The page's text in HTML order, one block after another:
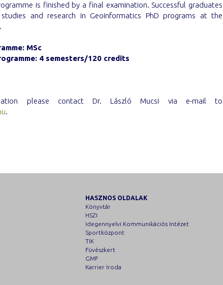
is finished by a final examination. Successful graduates
and research in Geoinformatics PhD programs at the
MSc
4 semesters/120 credits
please contact Dr. László Mucsi via e-mail to
.
HASZNOS OLDALAK
Könyvtár
HSZI
Idegennyelvi Kommunikációs Intézet
Sportközpont
TIK
Füvészkert
GMF
Karrier Iroda